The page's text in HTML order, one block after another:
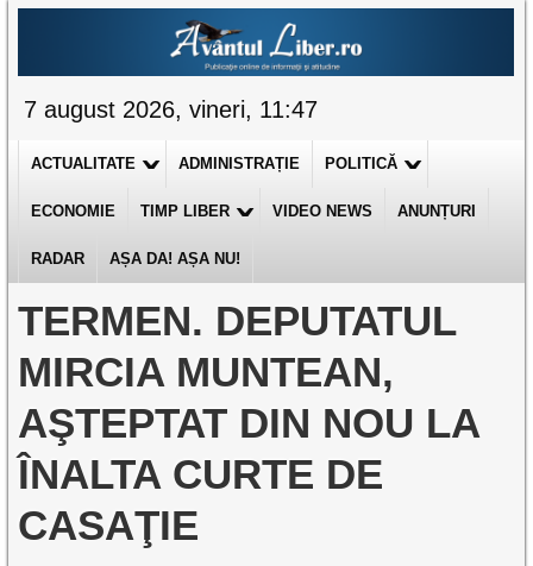
7 august 2026, vineri, 11:47
ACTUALITATE ADMINISTRAȚIE POLITICĂ
ECONOMIE TIMP LIBER VIDEO NEWS ANUNȚURI
RADAR AȘA DA! AȘA NU!
TERMEN. DEPUTATUL
MIRCIA MUNTEAN,
AŞTEPTAT DIN NOU LA
ÎNALTA CURTE DE
CASAŢIE